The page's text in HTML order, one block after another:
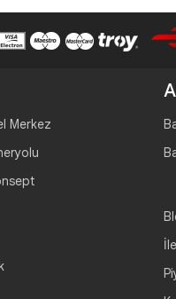
Merkez